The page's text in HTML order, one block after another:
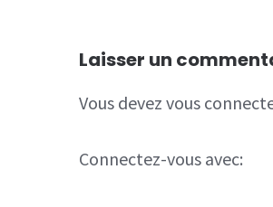
Laisser un
Vous devez vous
Connectez-vous avec: